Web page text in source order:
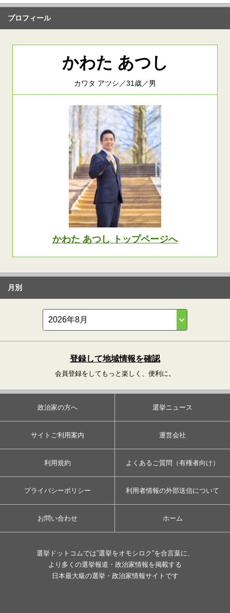
プロフィール
かわた あつし
カワタ アツシ／31歳／男
かわた あつし トップページへ
月別
登録して地域情報を確認
会員登録をしてもっと楽しく、便利に。
政治家の方へ 選挙ニュース
サイトご利用案内 運営会社
利用規約 よくあるご質問（有権者向け）
プライバシーポリシー 利用者情報の外部送信について
お問い合わせ ホーム
選挙ドットコムでは”選挙をオモシロク”を合言葉に、
より多くの選挙報道・政治家情報を掲載する
日本最大級の選挙・政治家情報サイトです